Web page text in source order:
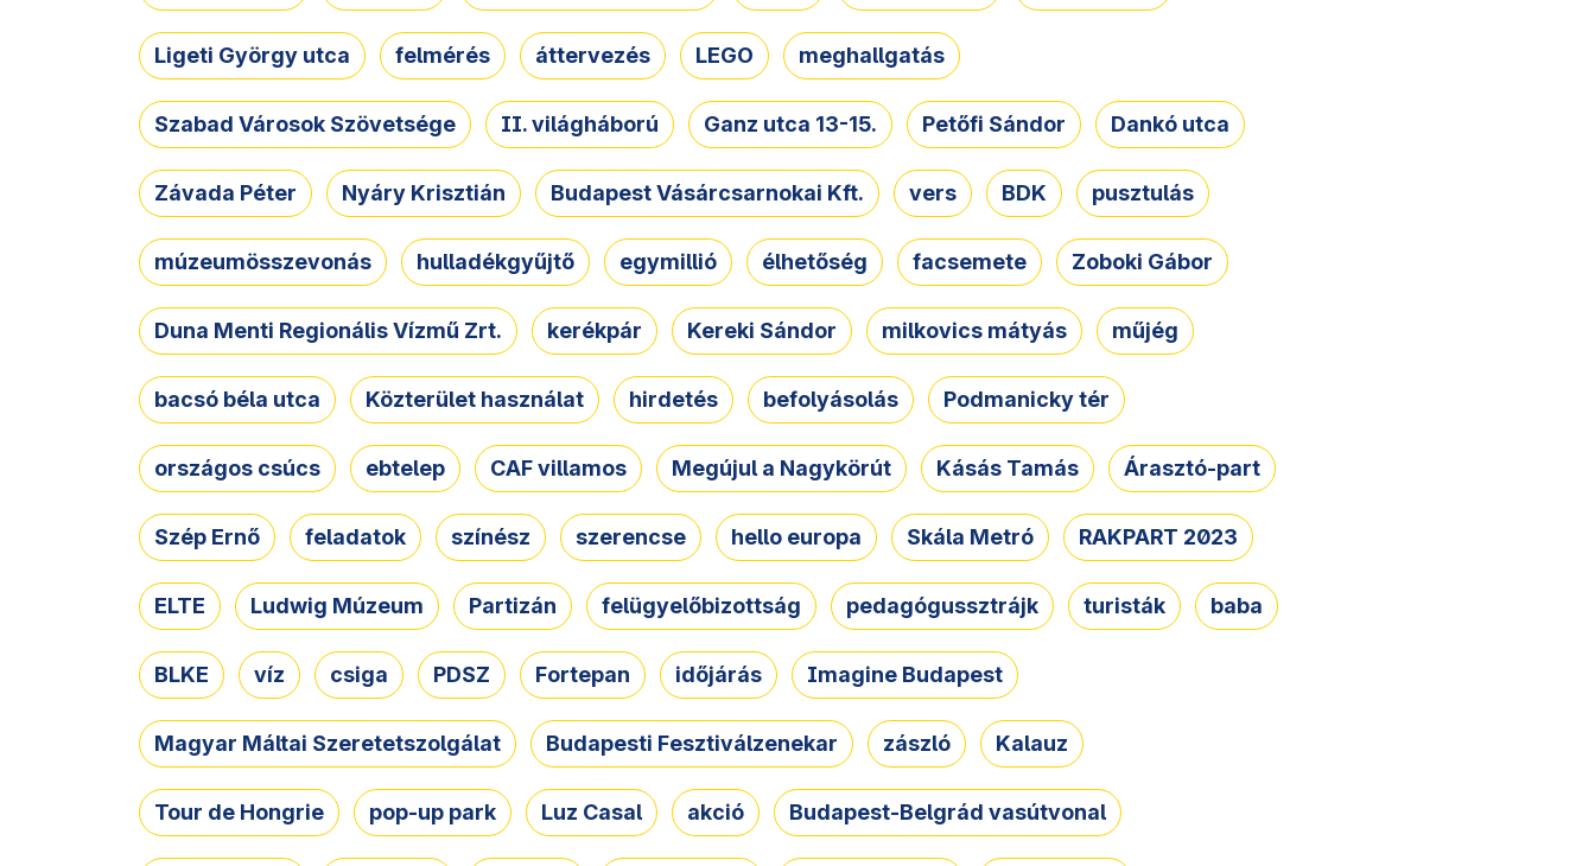
Ligeti György utca felmérés áttervezés LEGO meghallgatás
Szabad Városok Szövetsége II. világháború Ganz utca 13-15. Petőfi Sándor Dankó utca
Závada Péter Nyáry Krisztián Budapest Vásárcsarnokai Kft. vers BDK pusztulás
múzeumösszevonás hulladékgyűjtő egymillió élhetőség facsemete Zoboki Gábor
Duna Menti Regionális Vízmű Zrt. kerékpár Kereki Sándor milkovics mátyás műjég
bacsó béla utca Közterület használat hirdetés befolyásolás Podmanicky tér
országos csúcs ebtelep CAF villamos Megújul a Nagykörút Kásás Tamás Árasztó-part
Szép Ernő feladatok színész szerencse hello europa Skála Metró RAKPART 2023
ELTE Ludwig Múzeum Partizán felügyelőbizottság pedagógussztrájk turisták baba
BLKE víz csiga PDSZ Fortepan időjárás Imagine Budapest
Magyar Máltai Szeretetszolgálat Budapesti Fesztiválzenekar zászló Kalauz
Tour de Hongrie pop-up park Luz Casal akció Budapest-Belgrád vasútvonal